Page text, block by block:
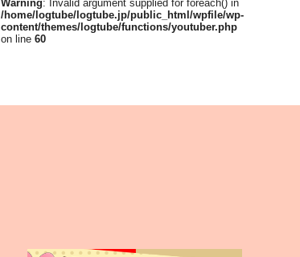
Warning: Invalid argument supplied for foreach() in
/home/logtube/logtube.jp/public_html/wpfile/wp-
content/themes/logtube/functions/youtuber.php
on line 60